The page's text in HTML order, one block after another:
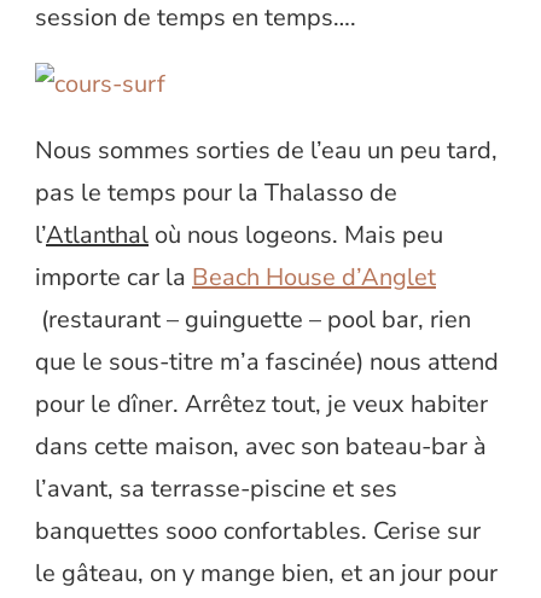
session de temps en temps….
Nous sommes sorties de l’eau un peu tard,
pas le temps pour la Thalasso de
l’Atlanthal où nous logeons. Mais peu
importe car la Beach House d’Anglet
(restaurant – guinguette – pool bar, rien
que le sous-titre m’a fascinée) nous attend
pour le dîner. Arrêtez tout, je veux habiter
dans cette maison, avec son bateau-bar à
l’avant, sa terrasse-piscine et ses
banquettes sooo confortables. Cerise sur
le gâteau, on y mange bien, et an jour pour